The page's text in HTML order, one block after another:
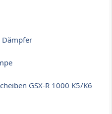
Dämpfer
GSX-R 1000 K5/K6